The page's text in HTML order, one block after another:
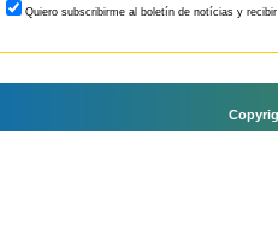
Quiero subscribirme al boletín de notícias y